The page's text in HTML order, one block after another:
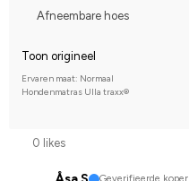
Afneembare hoes
Toon origineel
Ervaren maat: Normaal
Hondenmatras Ulla traxx®
0 likes